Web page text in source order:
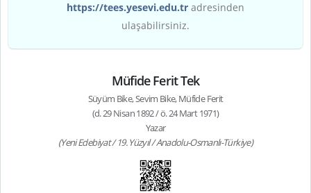
https://tees.yesevi.edu.tr adresinden
ulaşabilirsiniz.
Müfide Ferit Tek
Süyüm Bike, Sevim Bike, Müfide Ferit
(d. 29 Nisan 1892 / ö. 24 Mart 1971)
Yazar
(Yeni Edebiyat / 19. Yüzyıl / Anadolu-Osmanlı-Türkiye)